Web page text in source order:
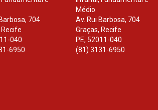
704
Recife
040
6950
Médio
Av. Rui Barbosa, 704
Graças, Recife
PE, 52011-040
(81) 3131-6950